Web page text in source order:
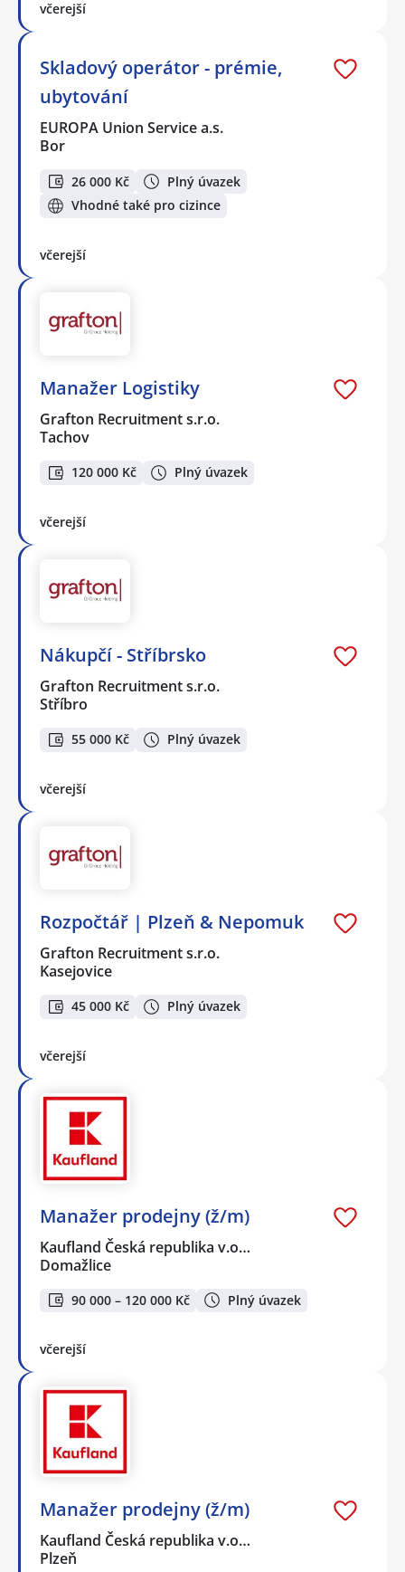
včerejší
Skladový operátor - prémie,
ubytování
EUROPA Union Service a.s.
Bor
26 000 Kč
Plný úvazek
Vhodné také pro cizince
včerejší
Manažer Logistiky
Grafton Recruitment s.r.o.
Tachov
120 000 Kč Plný úvazek
včerejší
Nákupčí - Stříbrsko
Grafton Recruitment s.r.o.
Stříbro
55 000 Kč Plný úvazek
včerejší
Rozpočtář | Plzeň & Nepomuk
Grafton Recruitment s.r.o.
Kasejovice
45 000 Kč Plný úvazek
včerejší
Manažer prodejny (ž/m)
Kaufland Česká republika v.o…
Domažlice
90 000 – 120 000 Kč Plný úvazek
včerejší
Manažer prodejny (ž/m)
Kaufland Česká republika v.o…
Plzeň